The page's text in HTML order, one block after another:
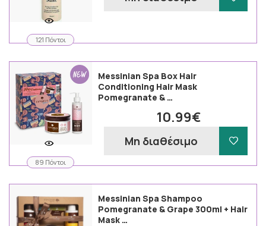
121 Πόντοι
89 Πόντοι
Messinian Spa Box Hair
Conditioning Hair Mask
Pomegranate & …
10.99€
Μη διαθέσιμο
Messinian Spa Shampoo
Pomegranate & Grape 300ml + Hair
Mask …